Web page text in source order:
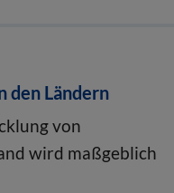
den Ländern
von
wird maßgeblich